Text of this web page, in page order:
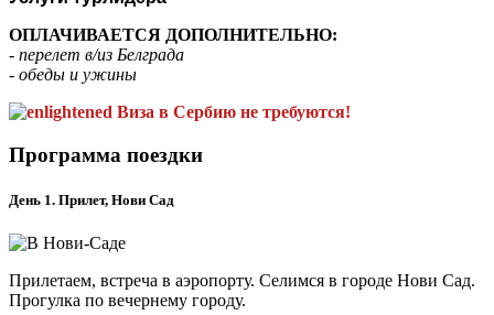
ОПЛАЧИВАЕТСЯ ДОПОЛНИТЕЛЬНО:
- перелет в/из Белграда
- обеды и ужины
Виза в Сербию не требуются!
Программа поездки
День 1. Прилет, Нови Сад
Прилетаем, встреча в аэропорту. Селимся в городе Нови Сад.
Прогулка по вечернему городу.